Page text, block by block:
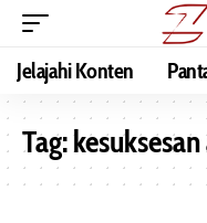
Jelajahi Konten
Tag: